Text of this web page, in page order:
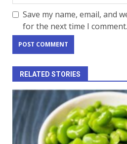
Save my name, email, and
for the next time I comment.
RELATED STORIES